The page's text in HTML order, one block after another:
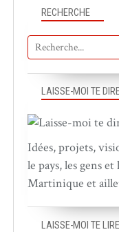
RECHERCHE
LAISSE-MOI TE
Idées, projets,
le pays, les gens
Martinique et
LAISSE-MOI TE LIRE